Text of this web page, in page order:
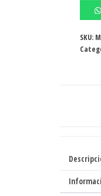
1
SKU: